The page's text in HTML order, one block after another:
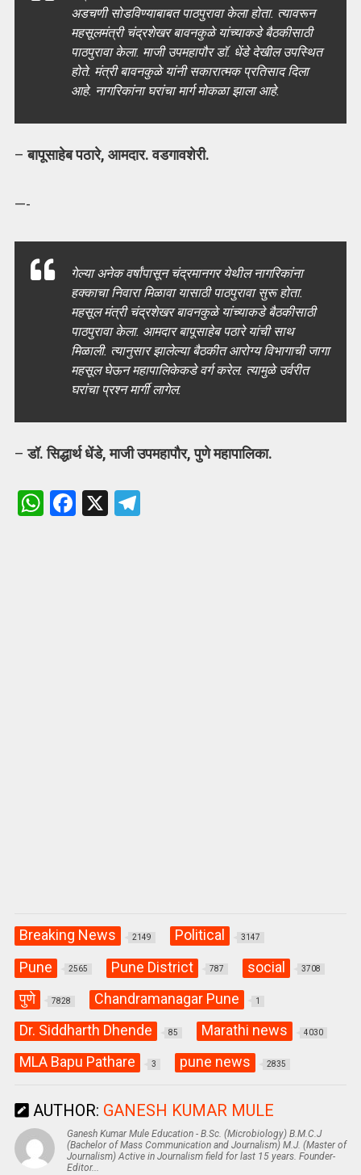
अडचणी सोडविण्याबाबत पाठपुरावा केला होता. त्यावरून
महसूलमंत्री चंद्रशेखर बावनकुळे यांच्याकडे बैठकीसाठी
पाठपुरावा केला. माजी उपमहापौर डॉ. धेंडे देखील उपस्थित
होते. मंत्री बावनकुळे यांनी सकारात्मक प्रतिसाद दिला
आहे. नागरिकांना घरांचा मार्ग मोकळा झाला आहे.
–बापूसाहेब पठारे, आमदार. वडगावशेरी.
—-
गेल्‍या अनेक वर्षांपासून चंद्रमानगर येथील नागरिकांना
हक्‍काचा निवारा मिळावा यासाठी पाठपुरावा सुरू होता.
महसूल मंत्री चंद्रशेखर बावनकुळे यांच्‍याकडे बैठकीसाठी
पाठपुरावा केला. आमदार बापूसाहेब पठारे यांची साथ
मिळाली. त्‍यानुसार झालेल्‍या बैठकीत आरोग्य विभागाची जागा
महसूल घेऊन महापालिकेकडे वर्ग करेल. त्‍यामुळे उर्वरीत
घरांचा प्रश्‍न मार्गी लागेल.
–डॉ. सिद्धार्थ धेंडे, माजी उपमहापौर, पुणे महापालिका.
W F X T
Breaking News 2149 Political 3147
Pune 2565 Pune District 787 social 3708
पुणे 7828 Chandramanagar Pune 1
Dr. Siddharth Dhende 85 Marathi news 4030
MLA Bapu Pathare 3 pune news 2835
AUTHOR: GANESH KUMAR MULE
Ganesh Kumar Mule Education - B.Sc. (Microbiology) B.M.C.J
(Bachelor of Mass Communication and Journalism) M.J. (Master of
Journalism) Active in Journalism field for last 15 years. Founder-
Editor...